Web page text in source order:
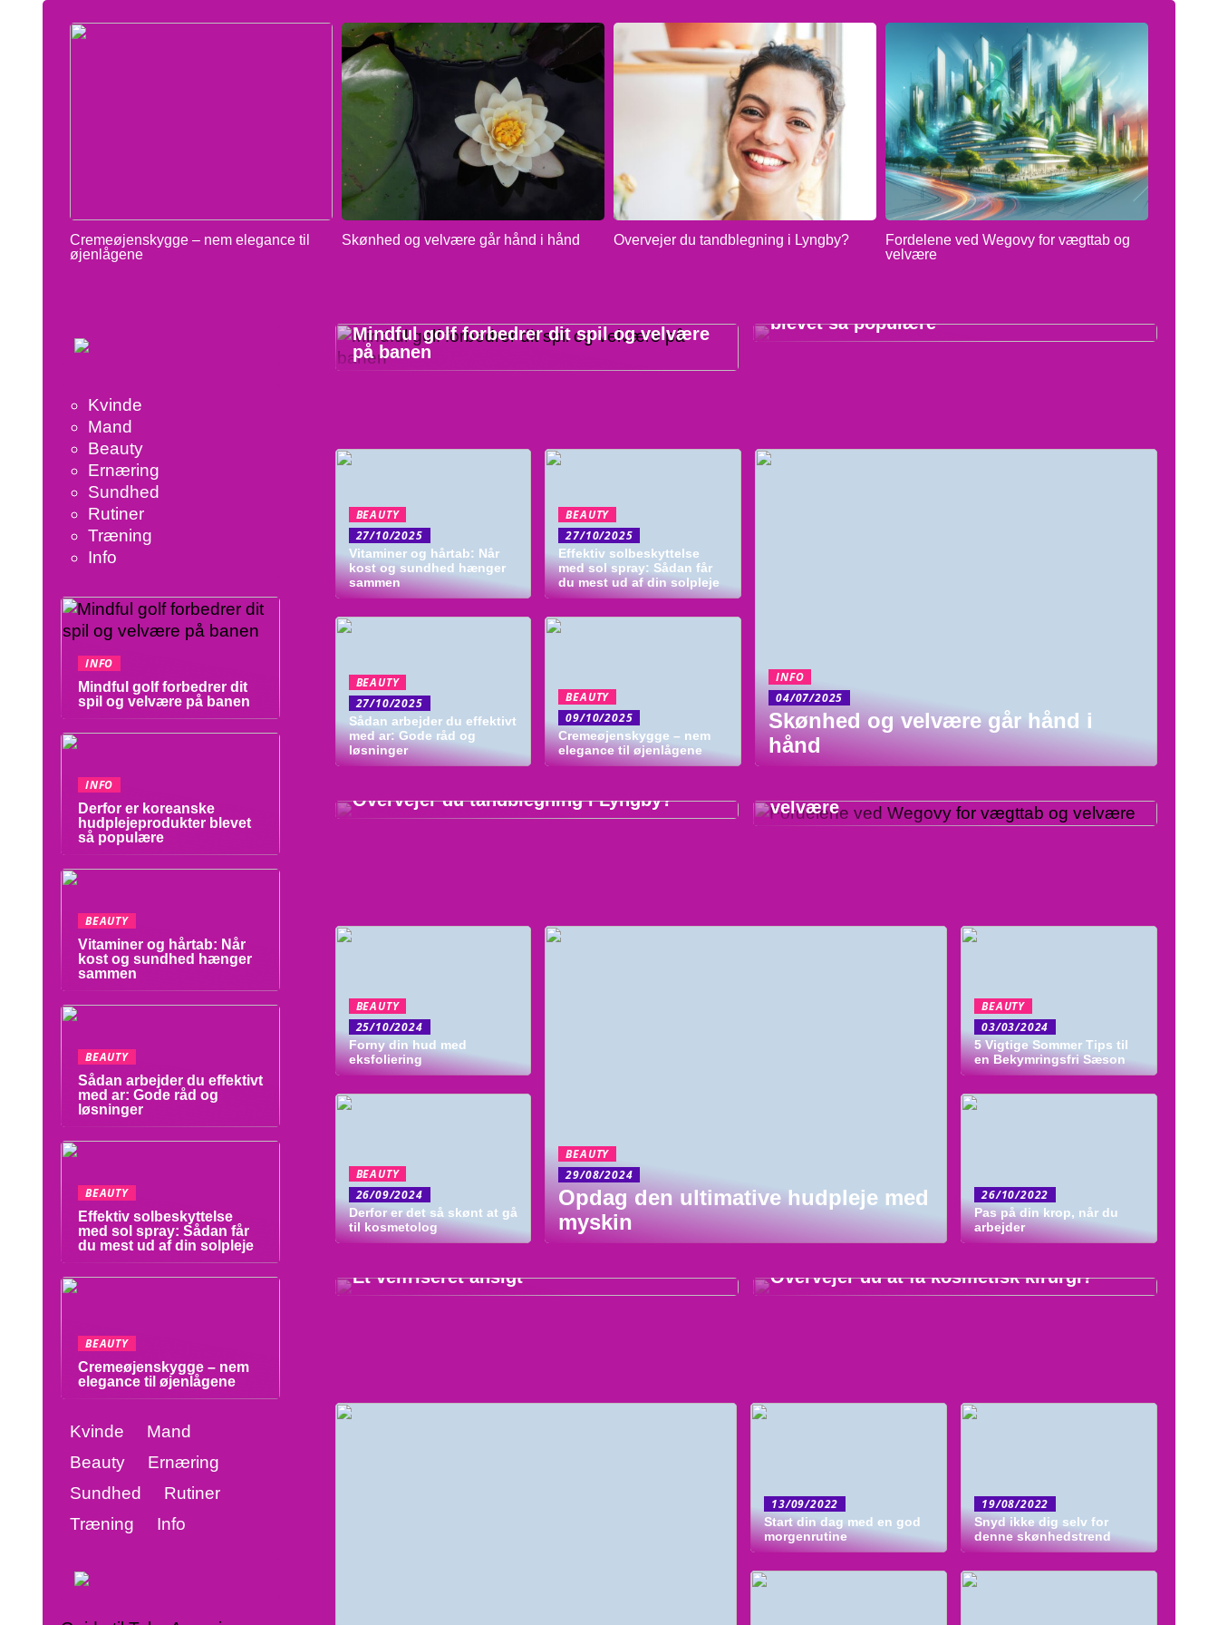
Cremeøjenskygge – nem elegance til
øjenlågene
Skønhed og velvære går hånd i hånd Overvejer du tandblegning i Lyngby?
Fordelene ved Wegovy for vægttab og
velvære
Mindful golf forbedrer dit spil og velvære
på banen
blevet så populære
BEAUTY
27/10/2025
Vitaminer og hårtab: Når
kost og sundhed hænger
sammen
BEAUTY
27/10/2025
Sådan arbejder du effektivt
med ar: Gode råd og
løsninger
BEAUTY
27/10/2025
Effektiv solbeskyttelse
med sol spray: Sådan får
du mest ud af din solpleje
BEAUTY
09/10/2025
Cremeøjenskygge – nem
elegance til øjenlågene
INFO
04/07/2025
Skønhed og velvære går hånd i
hånd
SUNDHED
Overvejer du tandblegning i Lyngby?
INFO
velvære
BEAUTY
25/10/2024
Forny din hud med
eksfoliering
BEAUTY
26/09/2024
Derfor er det så skønt at gå
til kosmetolog
BEAUTY
29/08/2024
Opdag den ultimative hudpleje med
myskin
BEAUTY
03/03/2024
5 Vigtige Sommer Tips til
en Bekymringsfri Sæson
26/10/2022
Pas på din krop, når du
arbejder
10/10/2022
Et velfriseret ansigt
04/10/2022
Overvejer du at få kosmetisk kirurgi?
13/09/2022
Start din dag med en god
morgenrutine
19/08/2022
Snyd ikke dig selv for
denne skønhedstrend
Kvinde
Mand
Beauty
Ernæring
Sundhed
Rutiner
Træning
Info
INFO
Mindful golf forbedrer dit
spil og velvære på banen
INFO
Derfor er koreanske
hudplejeprodukter blevet
så populære
BEAUTY
Vitaminer og hårtab: Når
kost og sundhed hænger
sammen
BEAUTY
Sådan arbejder du effektivt
med ar: Gode råd og
løsninger
BEAUTY
Effektiv solbeskyttelse
med sol spray: Sådan får
du mest ud af din solpleje
BEAUTY
Cremeøjenskygge – nem
elegance til øjenlågene
Kvinde
Mand
Beauty
Ernæring
Sundhed
Rutiner
Træning
Info